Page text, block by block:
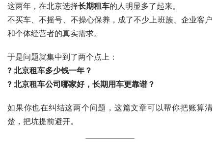
这两年，在北京选择长期租车的人明显多了起来。
不买车、不摇号、不操心保养，成了不少上班族、企业客户
和个体经营者的真实需求。
于是问题就集中到了两个点上：
? 北京租车多少钱一年？
? 北京租车公司哪家好，长期用车更靠谱？
如果你也在纠结这两个问题，这篇文章可以帮你把账算清
楚，把坑提前避开。